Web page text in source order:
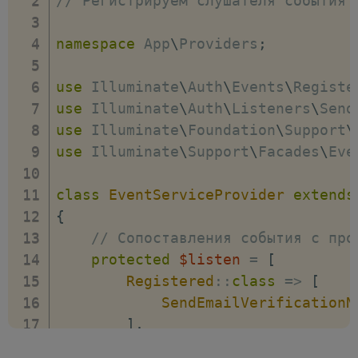
namespace App\ Providers ;
use Illuminate\Auth\ Events\
use
Illuminate\Auth\ Listeners\
use
Illuminate\ Foundation\Support\
use
Illuminate\Support\ Facades\
class EventServiceProvider
extends
{
// Сопоставления события с
protected
$listen =
[
Registered :: class =>
[
] ,